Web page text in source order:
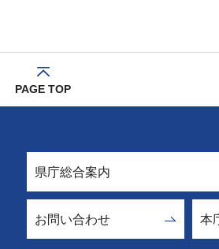
PAGE TOP
県庁総合案内
お問い合わせ 本